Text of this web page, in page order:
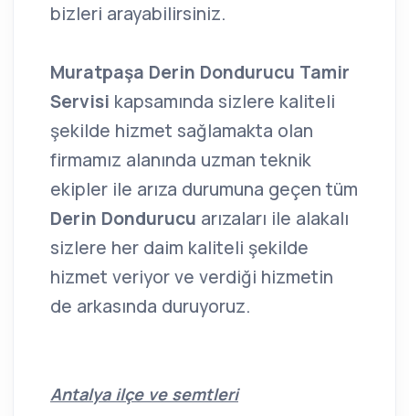
bizleri arayabilirsiniz.
Muratpaşa Derin Dondurucu Tamir
Servisi kapsamında sizlere kaliteli
şekilde hizmet sağlamakta olan
firmamız alanında uzman teknik
ekipler ile arıza durumuna geçen tüm
Derin Dondurucu arızaları ile alakalı
sizlere her daim kaliteli şekilde
hizmet veriyor ve verdiği hizmetin
de arkasında duruyoruz.
Antalya ilçe ve semtleri